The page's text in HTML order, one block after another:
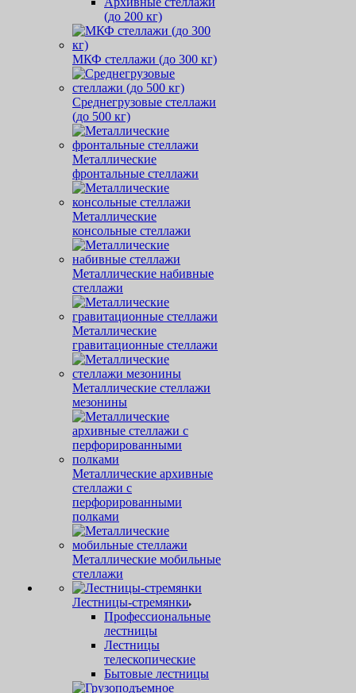
(до 200 кг)
МКФ стеллажи (до 300 кг)
Среднегрузовые стеллажи
(до 500 кг)
Металлические
фронтальные стеллажи
Металлические
консольные стеллажи
Металлические набивные
стеллажи
Металлические
гравитационные стеллажи
Металлические стеллажи
мезонины
Металлические архивные
стеллажи с
перфорированными
полками
Металлические мобильные
стеллажи
Лестницы-стремянки
Профессиональные
лестницы
Лестницы
телескопические
Бытовые лестницы